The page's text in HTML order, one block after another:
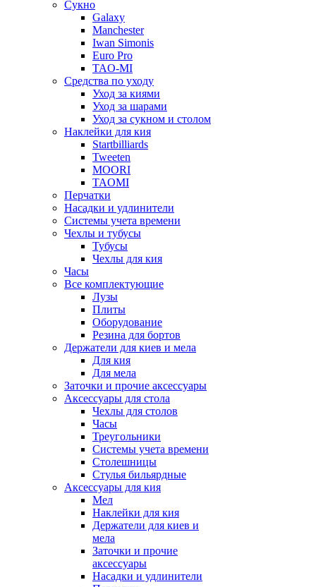
Сукно
Galaxy
Manchester
Iwan Simonis
Euro Pro
TAO-MI
Средства по уходу
Уход за киями
Уход за шарами
Уход за сукном и столом
Наклейки для кия
Startbilliards
Tweeten
MOORI
TAOMI
Перчатки
Насадки и удлинители
Системы учета времени
Чехлы и тубусы
Тубусы
Чехлы для кия
Часы
Все комплектующие
Лузы
Плиты
Оборудование
Резина для бортов
Держатели для киев и мела
Для кия
Для мела
Заточки и прочие аксессуары
Аксессуары для стола
Чехлы для столов
Часы
Треугольники
Системы учета времени
Столешницы
Стулья бильярдные
Аксессуары для кия
Мел
Наклейки для кия
Держатели для киев и
мела
Заточки и прочие
аксессуары
Насадки и удлинители